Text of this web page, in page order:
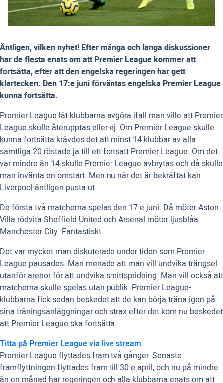
Äntligen, vilken nyhet! Efter många och långa diskussioner
har de flesta enats om att Premier League kommer att
fortsätta, efter att den engelska regeringen har gett
klartecken. Den 17:e juni förväntas engelska Premier League
kunna fortsätta.
Premier League lät klubbarna avgöra ifall man ville att Premier
League skulle återupptas eller ej. Om Premier League skulle
kunna fortsätta krävdes det att minst 14 klubbar av alla
samtliga 20 röstade ja till ett fortsatt Premier League. Om det
var mindre än 14 skulle Premier League avbrytas och då skulle
man invänta en omstart. Men nu när det är bekräftat kan
Liverpool äntligen pusta ut.
De första två matcherna spelas den 17:e juni. Då möter Aston
Villa rödvita Sheffield United och Arsenal möter ljusblåa
Manchester City. Fantastiskt.
Det var mycket man diskuterade under tiden som Premier
League pausades. Man menade att man vill undvika trängsel
utanför arenor för att undvika smittspridning. Man vill också att
matcherna skulle spelas utan publik. Premier League-
klubbarna fick sedan beskedet att de kan börja träna igen på
sina träningsanläggningar och strax efter det kom nu beskedet
att Premier League ska fortsätta.
Titta på Premier League via live stream
Premier League flyttades fram två gånger. Senaste
framflyttningen flyttades fram till 30:e april, och nu på mindre
än en månad har regeringen och alla klubbarna enats om att